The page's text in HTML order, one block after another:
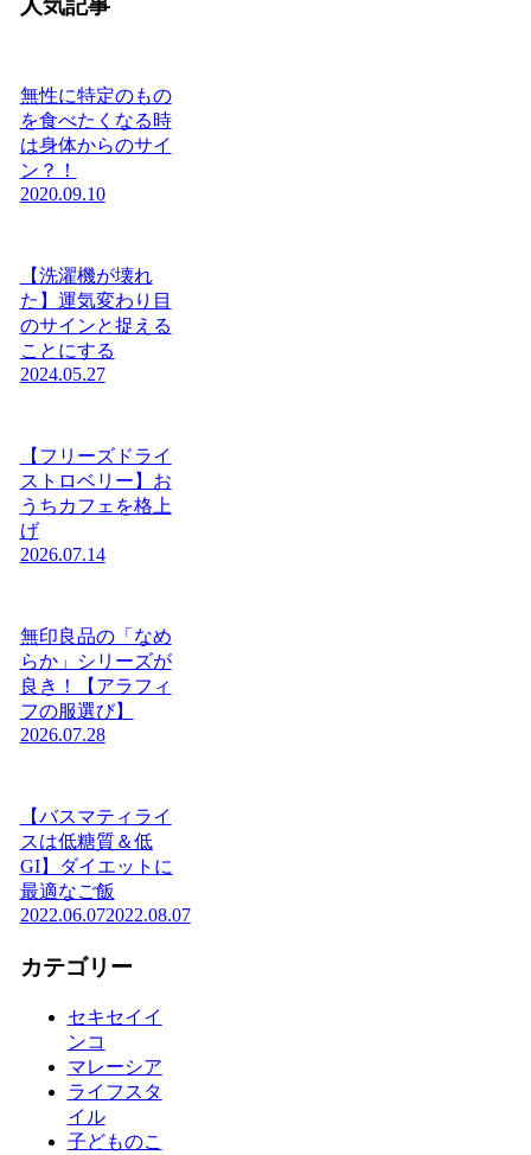
人気記事
無性に特定のもの
を食べたくなる時
は身体からのサイ
ン？！
2020.09.10
【洗濯機が壊れ
た】運気変わり目
のサインと捉える
ことにする
2024.05.27
【フリーズドライ
ストロベリー】お
うちカフェを格上
げ
2026.07.14
無印良品の「なめ
らか」シリーズが
良き！【アラフィ
フの服選び】
2026.07.28
【バスマティライ
スは低糖質＆低
GI】ダイエットに
最適なご飯
2022.06.072022.08.07
カテゴリー
セキセイイ
ンコ
マレーシア
ライフスタ
イル
子どものこ